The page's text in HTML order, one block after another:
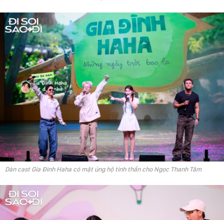
Dàn cast Gia Đình Haha có mặt ủng hộ tinh thần cho Ngọc Thanh Tâm